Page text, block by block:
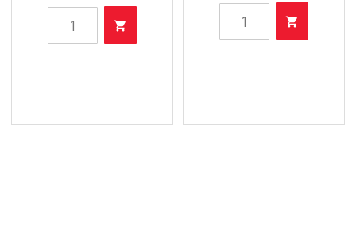
711/51
Filter
710